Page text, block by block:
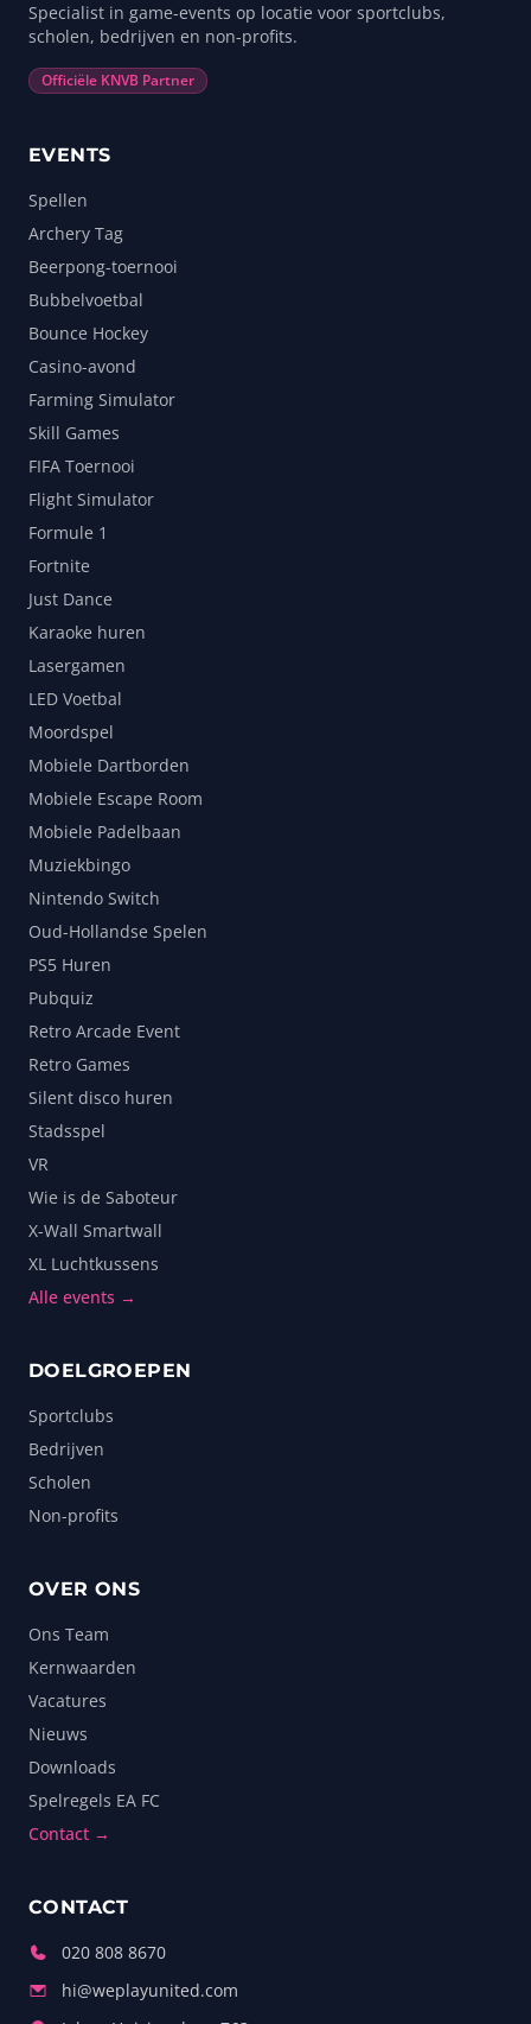
Specialist in game-events op locatie voor sportclubs,
scholen, bedrijven en non-profits.
Officiële KNVB Partner
EVENTS
Spellen
Archery Tag
Beerpong-toernooi
Bubbelvoetbal
Bounce Hockey
Casino-avond
Farming Simulator
Skill Games
FIFA Toernooi
Flight Simulator
Formule 1
Fortnite
Just Dance
Karaoke huren
Lasergamen
LED Voetbal
Moordspel
Mobiele Dartborden
Mobiele Escape Room
Mobiele Padelbaan
Muziekbingo
Nintendo Switch
Oud-Hollandse Spelen
PS5 Huren
Pubquiz
Retro Arcade Event
Retro Games
Silent disco huren
Stadsspel
VR
Wie is de Saboteur
X-Wall Smartwall
XL Luchtkussens
Alle events →
DOELGROEPEN
Sportclubs
Bedrijven
Scholen
Non-profits
OVER ONS
Ons Team
Kernwaarden
Vacatures
Nieuws
Downloads
Spelregels EA FC
Contact →
CONTACT
020 808 8670
hi@weplayunited.com